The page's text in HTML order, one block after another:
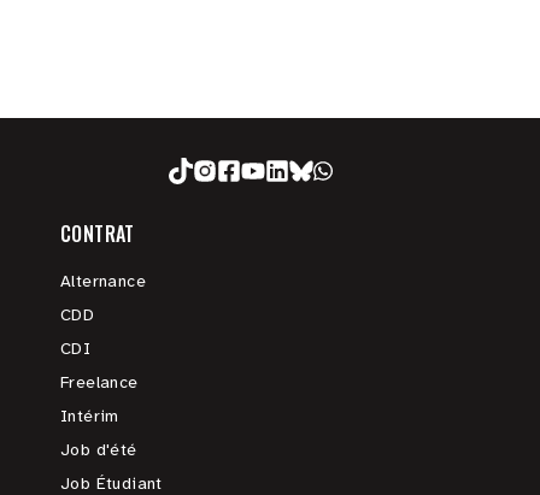
CONTRAT
Alternance
CDD
CDI
Freelance
Intérim
Job d'été
Job Étudiant